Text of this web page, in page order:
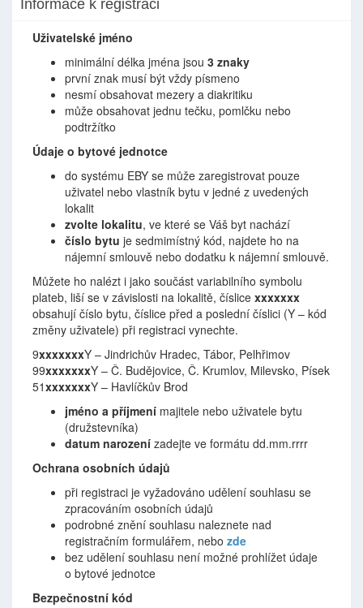
Informace k registraci
Uživatelské jméno
minimální délka jména jsou 3 znaky
první znak musí být vždy písmeno
nesmí obsahovat mezery a diakritiku
může obsahovat jednu tečku, pomlčku nebo
podtržítko
Údaje o bytové jednotce
do systému EBY se může zaregistrovat pouze
uživatel nebo vlastník bytu v jedné z uvedených
lokalit
zvolte lokalitu, ve které se Váš byt nachází
číslo bytu je sedmimístný kód, najdete ho na
nájemní smlouvě nebo dodatku k nájemní smlouvě.
Můžete ho nalézt i jako součást variabilního symbolu
plateb, liší se v závislosti na lokalitě, číslice xxxxxxx
obsahují číslo bytu, číslice před a poslední číslici (Y – kód
změny uživatele) při registraci vynechte.
9xxxxxxxY – Jindrichův Hradec, Tábor, Pelhřimov
99xxxxxxxY – Č. Budějovice, Č. Krumlov, Milevsko, Písek
51xxxxxxxY – Havlíčkův Brod
jméno a příjmení majitele nebo uživatele bytu
(družstevníka)
datum narození zadejte ve formátu dd.mm.rrrr
Ochrana osobních údajů
při registraci je vyžadováno udělení souhlasu se
zpracováním osobních údajů
podrobné znění souhlasu naleznete nad
registračním formulářem, nebo zde
bez udělení souhlasu není možné prohlížet údaje
o bytové jednotce
Bezpečnostní kód